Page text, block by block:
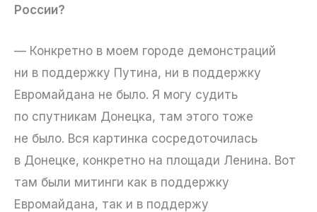
России?
— Конкретно в моем городе демонстраций
ни в поддержку Путина, ни в поддержку
Евромайдана не было. Я могу судить
по спутникам Донецка, там этого тоже
не было. Вся картинка сосредоточилась
в Донецке, конкретно на площади Ленина. Вот
там были митинги как в поддержку
Евромайдана, так и в поддержу